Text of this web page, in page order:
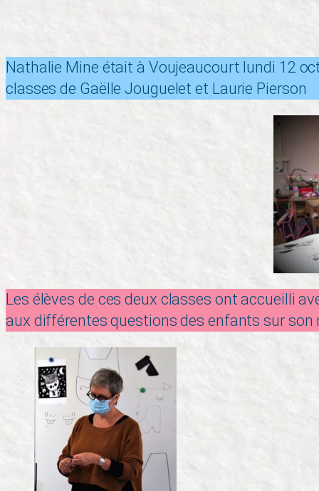
Nathalie Mine était à Voujeaucourt lundi 12
classes de Gaëlle Jouguelet et Laurie Pierson
Les élèves de ces deux classes ont accueilli
aux différentes questions des enfants sur